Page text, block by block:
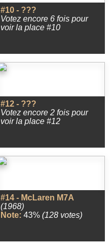
#10 - ???
Votez encore 6 fois pour
voir la place #10
#12 - ???
Votez encore 2 fois pour
voir la place #12
#14 - McLaren M7A
(1968)
Note: 43% (128 votes)